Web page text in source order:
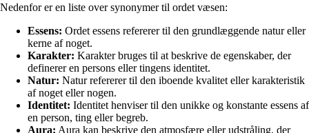
Nedenfor er en liste over synonymer til ordet væsen:
Essens: Ordet essens refererer til den grundlæggende natur eller
kerne af noget.
Karakter: Karakter bruges til at beskrive de egenskaber, der
definerer en persons eller tingens identitet.
Natur: Natur refererer til den iboende kvalitet eller karakteristik
af noget eller nogen.
Identitet: Identitet henviser til den unikke og konstante essens af
en person, ting eller begreb.
Aura: Aura kan beskrive den atmosfære eller udstråling, der